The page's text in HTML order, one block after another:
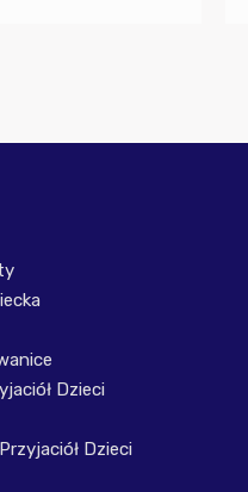
Dzieci
Dzieci